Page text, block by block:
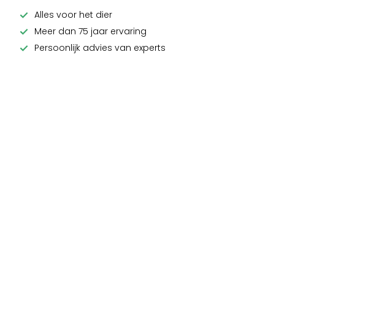
Alles voor het dier
Meer dan 75 jaar ervaring
Persoonlijk advies van experts